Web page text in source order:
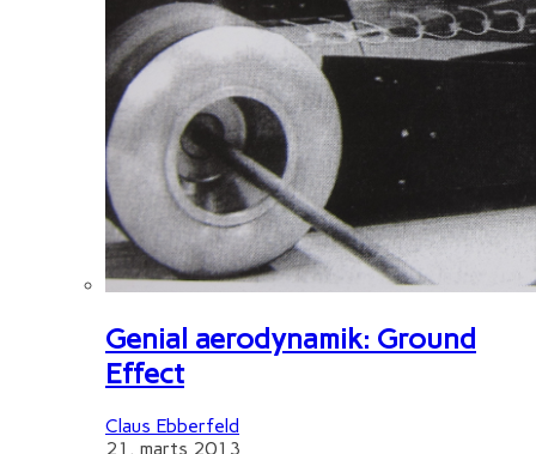
Genial aerodynamik: Ground
Effect
Claus Ebberfeld
21. marts 2013